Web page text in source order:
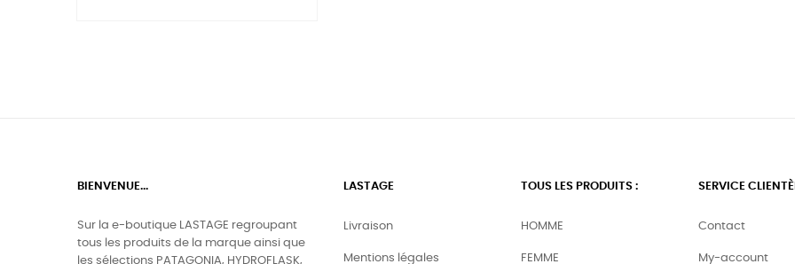
BIENVENUE...
Sur la e-boutique LASTAGE regroupant
tous les produits de la marque ainsi que
les sélections PATAGONIA, HYDROFLASK,
LASTAGE
Livraison
Mentions légales
TOUS LES PRODUITS :
HOMME
FEMME
SERVICE
Contact
My-account